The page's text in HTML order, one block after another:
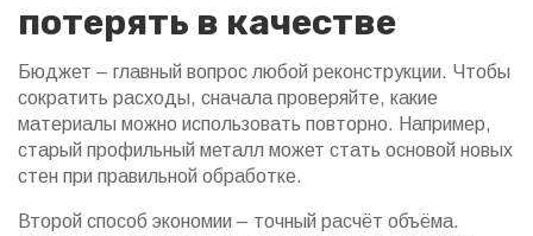
потерять в качестве
Бюджет – главный вопрос любой реконструкции. Чтобы
сократить расходы, сначала проверяйте, какие
материалы можно использовать повторно. Например,
старый профильный металл может стать основой новых
стен при правильной обработке.
Второй способ экономии – точный расчёт объёма.